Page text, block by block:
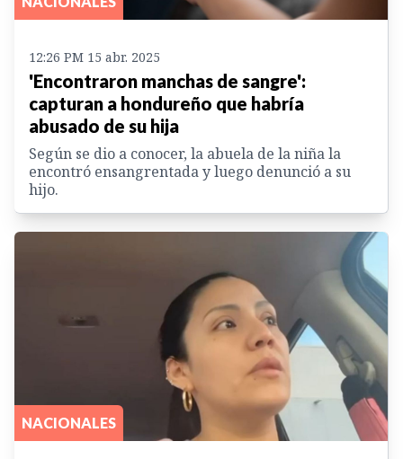
12:26 PM 15 abr. 2025
'Encontraron manchas de sangre':
capturan a hondureño que habría
abusado de su hija
Según se dio a conocer, la abuela de la niña la
encontró ensangrentada y luego denunció a su
hijo.
NACIONALES